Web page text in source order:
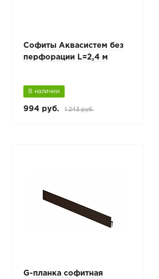
Софиты Аквасистем без
перфорации L=2,4 м
В наличии
994 руб. 1 243 руб.
G-планка софитная